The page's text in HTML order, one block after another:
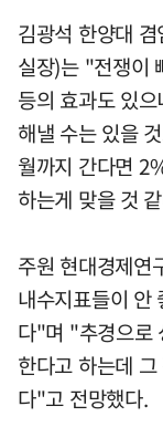
김광석 한양대
실장)는 "전쟁이
등의 효과도 있
해낼 수는 있을
월까지 간다면
하는게 맞을 것
주원 현대경제연
내수지표들이 안
다"며 "추경으로
한다고 하는데
다"고 전망했다.